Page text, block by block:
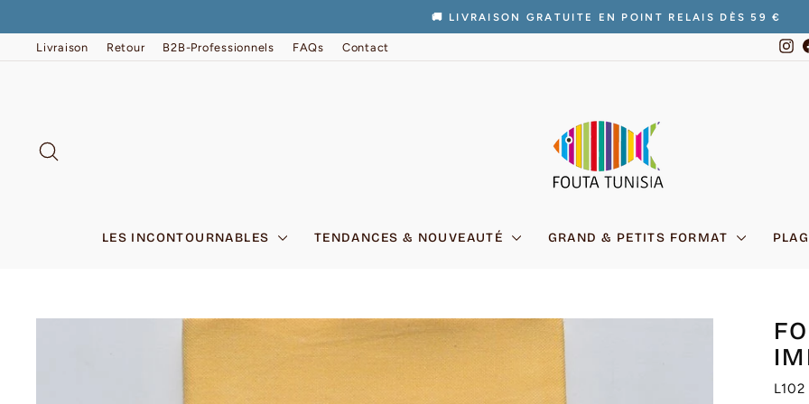
contenu
Diaporama
🚚 LIVRAISON GRATUITE EN POINT RELAIS DÈS 59 €
Livraison Retour B2B-Professionnels FAQs Contact
LES INCONTOURNABLES TENDANCES & NOUVEAUTÉ GRAND & PETITS FORMAT
L102